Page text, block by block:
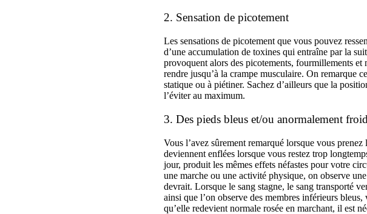
2. Sensation de picotement
Les sensations de picotement que vous pouvez
d’une accumulation de toxines qui entraîne par la
provoquent alors des picotements, fourmillements et
rendre jusqu’à la crampe musculaire. On remarque
statique ou à piétiner. Sachez d’ailleurs que la
l’éviter au maximum.
3. Des pieds bleus et/ou anormalement
Vous l’avez sûrement remarqué lorsque vous
deviennent enflées lorsque vous restez trop
jour, produit les mêmes effets néfastes pour votre
une marche ou une activité physique, on observe
devrait. Lorsque le sang stagne, le sang transporté
ainsi que l’on observe des membres inférieurs
qu’elle redevient normale rosée en marchant, il est